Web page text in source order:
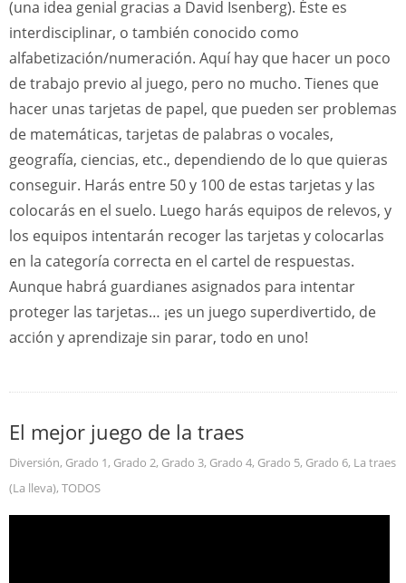
(una idea genial gracias a David Isenberg). Éste es
interdisciplinar, o también conocido como
alfabetización/numeración. Aquí hay que hacer un poco
de trabajo previo al juego, pero no mucho. Tienes que
hacer unas tarjetas de papel, que pueden ser problemas
de matemáticas, tarjetas de palabras o vocales,
geografía, ciencias, etc., dependiendo de lo que quieras
conseguir. Harás entre 50 y 100 de estas tarjetas y las
colocarás en el suelo. Luego harás equipos de relevos, y
los equipos intentarán recoger las tarjetas y colocarlas
en la categoría correcta en el cartel de respuestas.
Aunque habrá guardianes asignados para intentar
proteger las tarjetas… ¡es un juego superdivertido, de
acción y aprendizaje sin parar, todo en uno!
El mejor juego de la traes
Diversión, Grado 1, Grado 2, Grado 3, Grado 4, Grado 5, Grado 6, La traes
(La lleva), TODOS